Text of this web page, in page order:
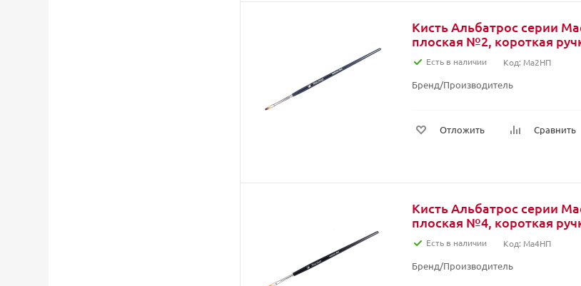
Кисть Альбатрос серии
плоская №2, короткая
Есть в наличии Код: Ма2НП
Бренд/Производитель
Отложить Сравнить
Кисть Альбатрос серии
плоская №4, короткая
Есть в наличии Код: Ма4НП
Бренд/Производитель